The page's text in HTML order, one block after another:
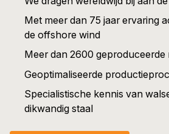
Met meer dan 75 jaar ervaring
de offshore wind
Meer dan 2600 geproduceerde
Geoptimaliseerde
Specialistische kennis van
dikwandig staal